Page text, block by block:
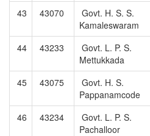
43 43070
Govt. H. S. S.
Kamaleswaram
44 43233
Govt. L. P. S.
Mettukkada
45 43075
Govt. H. S.
Pappanamcode
46 43234
Govt. L. P. S.
Pachalloor